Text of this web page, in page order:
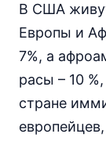
В США
Европы и
7%, а
расы – 10
стране